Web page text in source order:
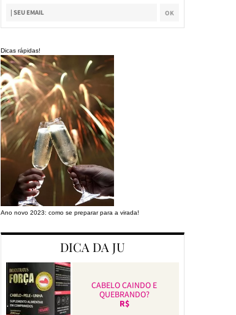
Dicas rápidas!
Ano novo 2023: como se preparar para a virada!
DICA DA JU
CABELO CAINDO E
QUEBRANDO?
R$